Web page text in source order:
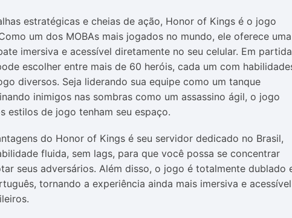
estratégicas e cheias de ação, Honor of Kings é o jogo
um dos MOBAs mais jogados no mundo, ele oferece uma
imersiva e acessível diretamente no seu celular. Em
escolher entre mais de 60 heróis, cada um com
diversos. Seja liderando sua equipe como um tanque
inimigos nas sombras como um assassino ágil, o jogo
estilos de jogo tenham seu espaço.
do Honor of Kings é seu servidor dedicado no Brasil,
fluida, sem lags, para que você possa se concentrar
seus adversários. Além disso, o jogo é totalmente dublado
tornando a experiência ainda mais imersiva e acessível